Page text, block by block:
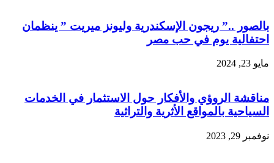
بالصور ..” ريجون الإسكندرية وليونز ميريت ” ينظمان
احتفالية يوم في حب مصر
مايو 23, 2024
مناقشة الروؤي والأفكار حول الاستثمار في الخدمات
السياحية بالمواقع الأثرية والتراثية
نوفمبر 29, 2023